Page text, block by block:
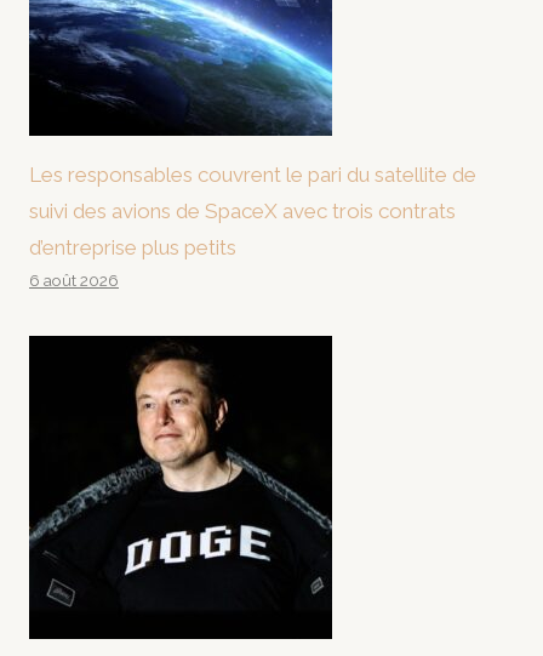
Les responsables couvrent le pari du satellite de
suivi des avions de SpaceX avec trois contrats
d’entreprise plus petits
6 août 2026